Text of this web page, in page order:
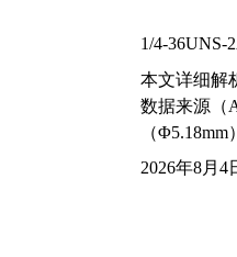
1/4-36UNS-
本文详细解
数据来源（
（
2026年8月4